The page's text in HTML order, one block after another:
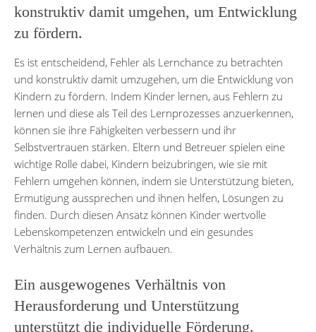
konstruktiv damit umgehen, um Entwicklung
zu fördern.
Es ist entscheidend, Fehler als Lernchance zu betrachten
und konstruktiv damit umzugehen, um die Entwicklung von
Kindern zu fördern. Indem Kinder lernen, aus Fehlern zu
lernen und diese als Teil des Lernprozesses anzuerkennen,
können sie ihre Fähigkeiten verbessern und ihr
Selbstvertrauen stärken. Eltern und Betreuer spielen eine
wichtige Rolle dabei, Kindern beizubringen, wie sie mit
Fehlern umgehen können, indem sie Unterstützung bieten,
Ermutigung aussprechen und ihnen helfen, Lösungen zu
finden. Durch diesen Ansatz können Kinder wertvolle
Lebenskompetenzen entwickeln und ein gesundes
Verhältnis zum Lernen aufbauen.
Ein ausgewogenes Verhältnis von
Herausforderung und Unterstützung
unterstützt die individuelle Förderung.